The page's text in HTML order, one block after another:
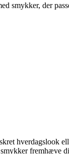
smykker, der
hverdagslook
fremhæve